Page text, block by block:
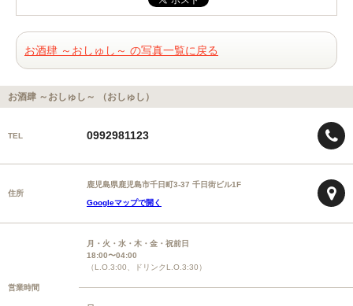
お酒肆 ～おしゅし～ の写真一覧に戻る
お酒肆 ～おしゅし～ （おしゅし）
TEL 0992981123
住所
鹿児島県鹿児島市千日町3-37 千日街ビル1F
Googleマップで開く
営業時間
月・火・水・木・金・祝前日
18:00〜04:00
（L.O.3:00、ドリンクL.O.3:30）